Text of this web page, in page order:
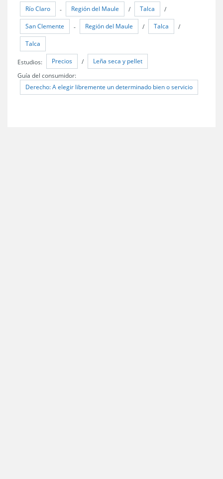
Río Claro - Región del Maule / Talca /
San Clemente - Región del Maule / Talca /
Talca
Estudios: Precios / Leña seca y pellet
Guía del consumidor:
Derecho: A elegir libremente un determinado bien o servicio